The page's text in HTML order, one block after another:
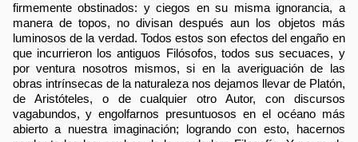
firmemente obstinados: y ciegos en su misma ignorancia, a
manera de topos, no divisan después aun los objetos más
luminosos de la verdad. Todos estos son efectos del engaño en
que incurrieron los antiguos Filósofos, todos sus secuaces, y
por ventura nosotros mismos, si en la averiguación de las
obras intrínsecas de la naturaleza nos dejamos llevar de Platón,
de Aristóteles, o de cualquier otro Autor, con discursos
vagabundos, y engolfarnos presuntuosos en el océano más
abierto a nuestra imaginación; logrando con esto, hacernos